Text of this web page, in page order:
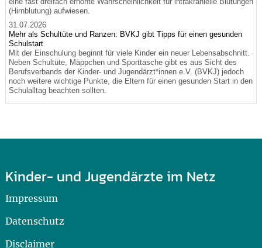
(Hirnblutung) aufwiesen.
31.07.2026
Mehr als Schultüte und Ranzen: BVKJ gibt Tipps für einen gesunden
Schulstart
Mit der Einschulung beginnt für viele Kinder ein neuer Lebensabschnitt.
Neben Schultüte, Mäppchen und Sporttasche gibt es aus Sicht des
Berufsverbands der Kinder- und Jugendärzt*innen e.V. (BVKJ) jedoch
noch weitere wichtige Punkte, die Eltern für einen gesunden Start in den
Schulalltag beachten sollten.
Kinder- und Jugendärzte im Netz
Impressum
Datenschutz
Disclaimer